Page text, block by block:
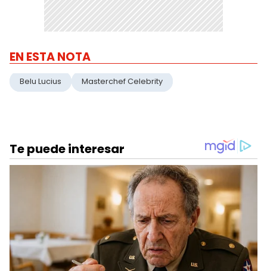
EN ESTA NOTA
Belu Lucius Masterchef Celebrity